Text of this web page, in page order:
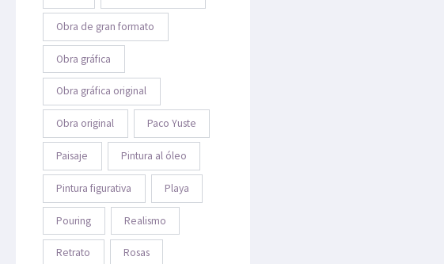
Obra de gran formato
Obra gráfica
Obra gráfica original
Obra original Paco Yuste
Paisaje Pintura al óleo
Pintura figurativa Playa
Pouring Realismo
Retrato Rosas